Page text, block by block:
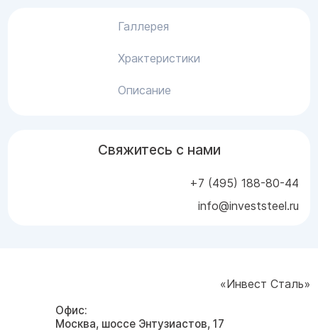
Галлерея
Храктеристики
Описание
Свяжитесь с нами
+7 (495) 188-80-44
info@investsteel.ru
«Инвест Сталь»
Офис:
Москва, шоссе Энтузиастов, 17